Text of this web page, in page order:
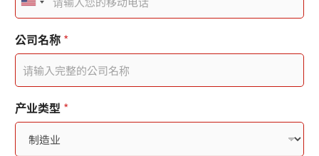
U
n
i
t
e
d
S
公司名称 *
产业类型 *